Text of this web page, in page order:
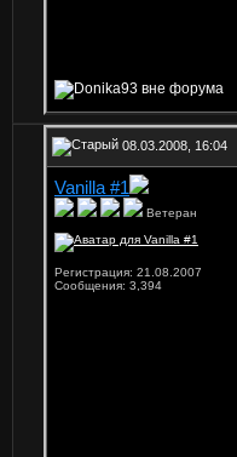
08.03.2008, 16:04
Vanilla #1
Ветеран
Регистрация: 21.08.2007
Сообщения: 3,394